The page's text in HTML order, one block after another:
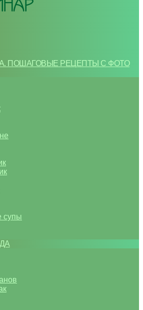
ПОШАГОВЫЕ РЕЦЕПТЫ С ФОТО
супы